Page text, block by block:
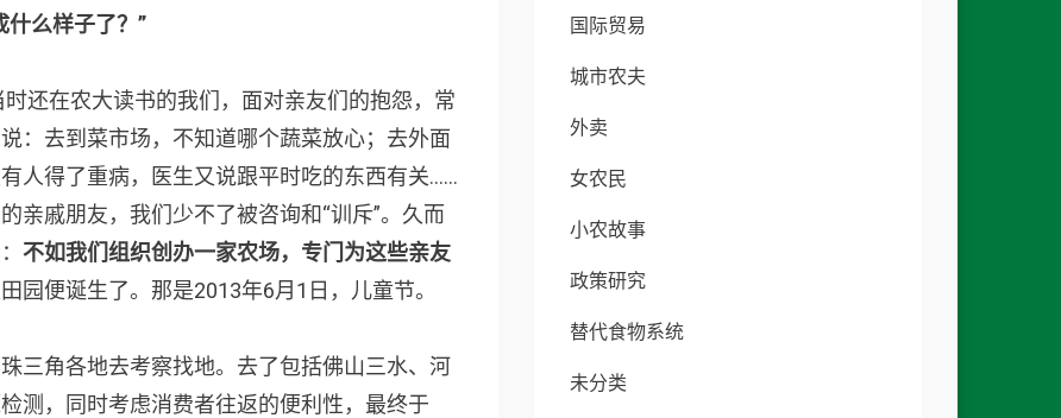
什么样子了？”
还在农大读书的我们，面对亲友们的抱怨，常
：去到菜市场，不知道哪个蔬菜放心；去外面
人得了重病，医生又说跟平时吃的东西有关……
亲戚朋友，我们少不了被咨询和“训斥”。久而
不如我们组织创办一家农场，专门为这些亲友
园便诞生了。那是2013年6月1日，儿童节。
三角各地去考察找地。去了包括佛山三水、河
测，同时考虑消费者往返的便利性，最终于
国际贸易
城市农夫
外卖
女农民
小农故事
政策研究
替代食物系统
未分类